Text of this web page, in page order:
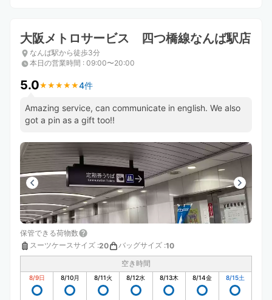
大阪メトロサービス 四つ橋線なんば駅店
なんば駅から徒歩3分
本日の営業時間 : 09:00〜20:00
5.0★ ★ ★ ★ ★
★ ★ ★ ★ ★4件
Amazing service, can communicate in english. We also
got a pin as a gift too!!
保管できる荷物数
スーツケースサイズ :20 バッグサイズ :10
空き時間
8/9日 8/10月 8/11火 8/12水 8/13木 8/14金 8/15土